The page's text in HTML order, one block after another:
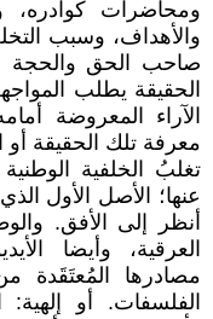
ومحاضرات
والأهداف، وسبب
صاحب الحق والحجة
الحقيقة يطلب
الآراء المعروضة
معرفة تلك الحقيقة أو
تغلبُ الخلفية
عنها؛ الأصل الأول
أنظر إلى الأفق.
العرقية، وأيضا
مصادرها المُعتَقَدة
الفلسفات. أو إلهية: